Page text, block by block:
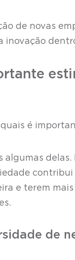
de novas
inovação
quais é
algumas
e terem
de